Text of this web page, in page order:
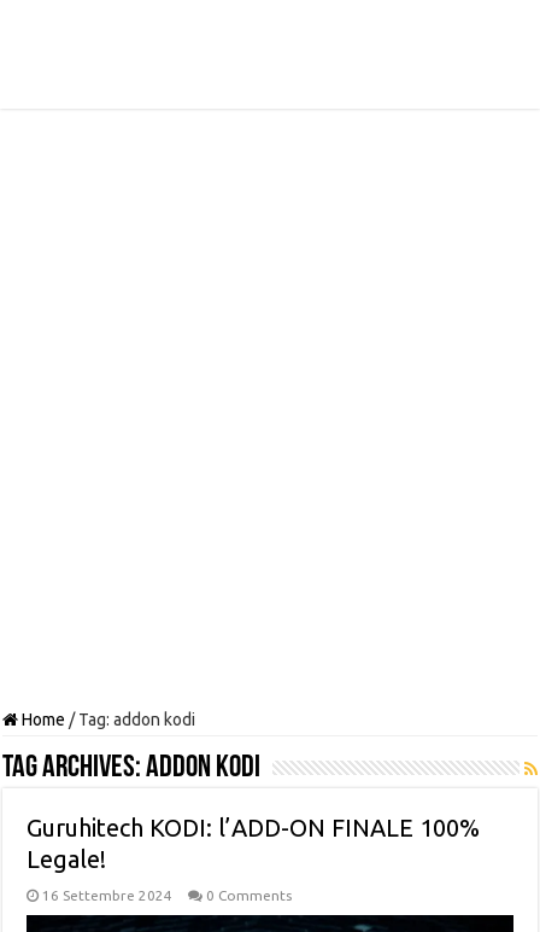
Home / Tag:addon kodi
Tag Archives:addon kodi
Guruhitech KODI: l’ADD-ON FINALE 100%
Legale!
16 Settembre 2024 0 Comments